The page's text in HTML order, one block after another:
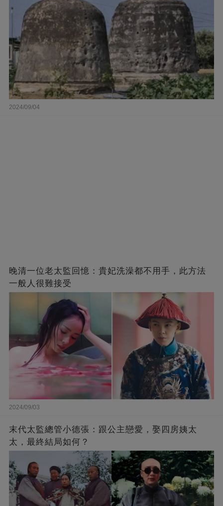
2024/09/04
晚清一位老太監回憶：貴妃洗澡都不用手，此方法
一般人很難接受
2024/09/03
末代太監總管小德張：跟公主戀愛，娶四房姨太
太，最終結局如何？